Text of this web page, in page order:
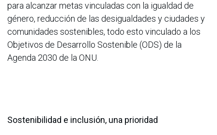
para alcanzar metas vinculadas con la igualdad de
género, reducción de las desigualdades y ciudades y
comunidades sostenibles, todo esto vinculado a los
Objetivos de Desarrollo Sostenible (ODS) de la
Agenda 2030 de la ONU.
Sostenibilidad e inclusión, una prioridad